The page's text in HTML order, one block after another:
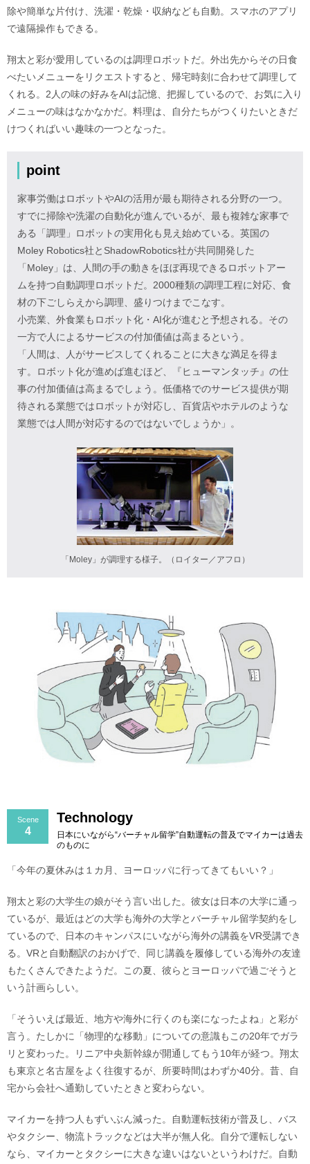
除や簡単な片付け、洗濯・乾燥・収納なども自動。スマホのアプリ
で遠隔操作もできる。
翔太と彩が愛用しているのは調理ロボットだ。外出先からその日食
べたいメニューをリクエストすると、帰宅時刻に合わせて調理して
くれる。2人の味の好みをAIは記憶、把握しているので、お気に入り
メニューの味はなかなかだ。料理は、自分たちがつくりたいときだ
けつくればいい趣味の一つとなった。
point
家事労働はロボットやAIの活用が最も期待される分野の一つ。
すでに掃除や洗濯の自動化が進んでいるが、最も複雑な家事で
ある「調理」ロボットの実用化も見え始めている。英国の
Moley Robotics社とShadowRobotics社が共同開発した
「Moley」は、人間の手の動きをほぼ再現できるロボットアー
ムを持つ自動調理ロボットだ。2000種類の調理工程に対応、食
材の下ごしらえから調理、盛りつけまでこなす。
小売業、外食業もロボット化・AI化が進むと予想される。その
一方で人によるサービスの付加価値は高まるという。
「人間は、人がサービスしてくれることに大きな満足を得ま
す。ロボット化が進めば進むほど、『ヒューマンタッチ』の仕
事の付加価値は高まるでしょう。低価格でのサービス提供が期
待される業態ではロボットが対応し、百貨店やホテルのような
業態では人間が対応するのではないでしょうか」。
「Moley」が調理する様子。（ロイター／アフロ）
Scene
4
Technology
日本にいながら“バーチャル留学”自動運転の普及でマイカーは過去
のものに
「今年の夏休みは１カ月、ヨーロッパに行ってきてもいい？」
翔太と彩の大学生の娘がそう言い出した。彼女は日本の大学に通っ
ているが、最近はどの大学も海外の大学とバーチャル留学契約をし
ているので、日本のキャンパスにいながら海外の講義をVR受講でき
る。VRと自動翻訳のおかげで、同じ講義を履修している海外の友達
もたくさんできたようだ。この夏、彼らとヨーロッパで過ごそうと
いう計画らしい。
「そういえば最近、地方や海外に行くのも楽になったよね」と彩が
言う。たしかに「物理的な移動」についての意識もこの20年でガラ
リと変わった。リニア中央新幹線が開通してもう10年が経つ。翔太
も東京と名古屋をよく往復するが、所要時間はわずか40分。昔、自
宅から会社へ通勤していたときと変わらない。
マイカーを持つ人もずいぶん減った。自動運転技術が普及し、バス
やタクシー、物流トラックなどは大半が無人化。自分で運転しない
なら、マイカーとタクシーに大きな違いはないというわけだ。自動